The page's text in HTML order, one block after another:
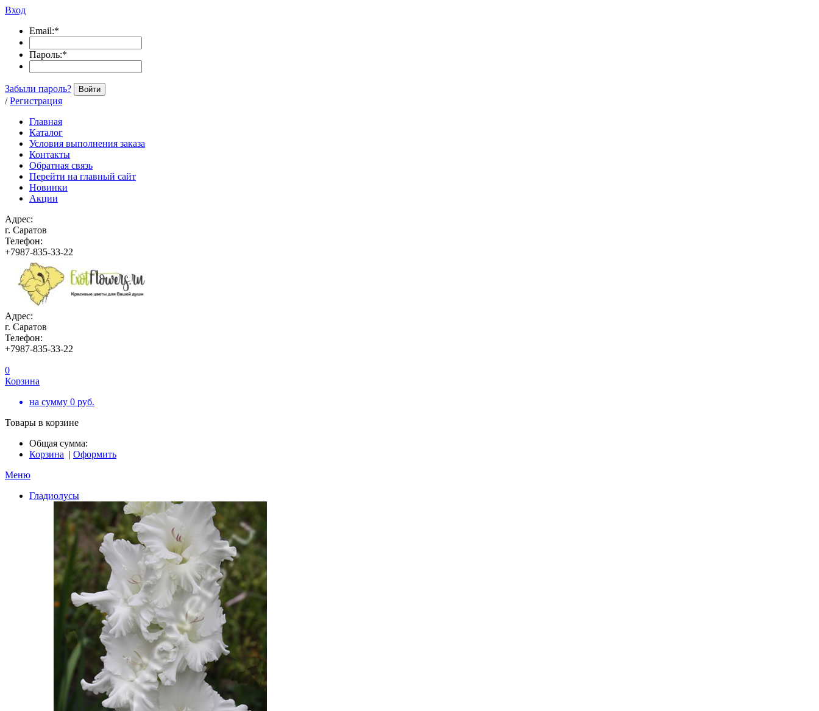
Вход
Email:*
Пароль:*
Забыли пароль? Войти
/ Регистрация
Главная
Каталог
Условия выполнения заказа
Контакты
Обратная связь
Перейти на главный сайт
Новинки
Акции
Адрес:
г. Саратов
Телефон:
+7987-835-33-22
Адрес:
г. Саратов
Телефон:
+7987-835-33-22
0
Корзина
на сумму 0 руб.
Товары в корзине
Общая сумма:
Корзина | Оформить
Меню
Гладиолусы